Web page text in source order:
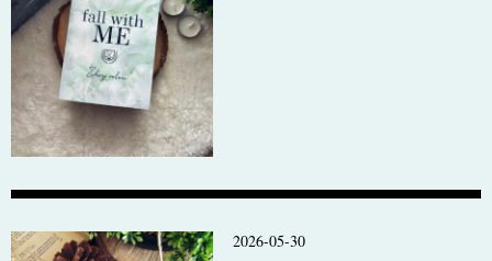
2026-05-30